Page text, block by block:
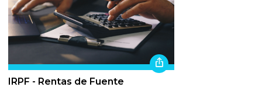
IRPF - Rentas de Fuente